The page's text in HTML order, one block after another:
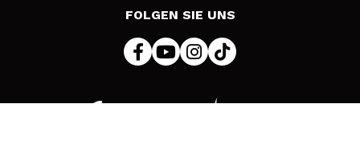
FOLGEN SIE UNS